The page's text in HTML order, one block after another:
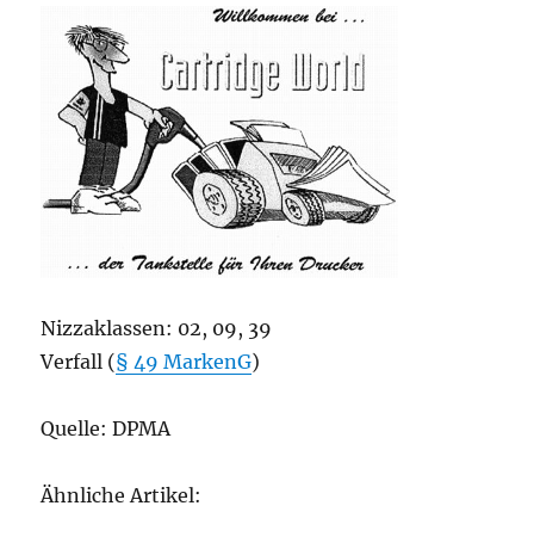
Nizzaklassen: 02, 09, 39
Verfall (§ 49 MarkenG)
Quelle: DPMA
Ähnliche Artikel: